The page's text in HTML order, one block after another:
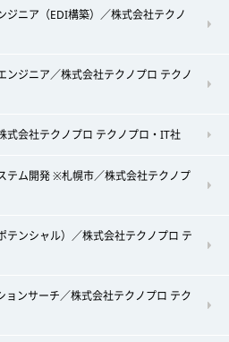
ジニア（EDI構築）／株式会社テクノ
ンジニア／株式会社テクノプロ テクノ
式会社テクノプロ テクノプロ・IT社
テム開発 ※札幌市／株式会社テクノプ
テンシャル）／株式会社テクノプロ テ
ンサーチ／株式会社テクノプロ テク